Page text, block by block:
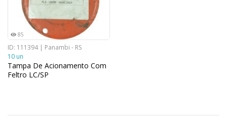
85
ID: 111394 | Panambi - RS
10 un
Tampa De Acionamento Com
Feltro LC/SP